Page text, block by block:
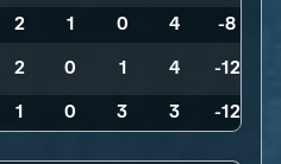
2 1 0 4 -8
2 0 1 4 -12
1 0 3 3 -12